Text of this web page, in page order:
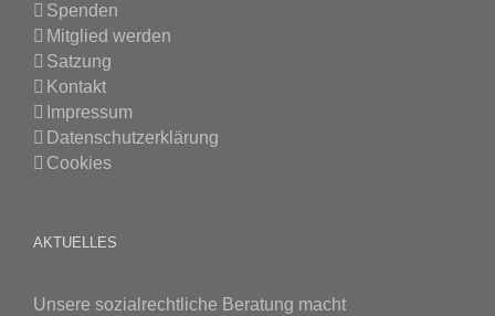
Spenden
Mitglied werden
Satzung
Kontakt
Impressum
Datenschutzerklärung
Cookies
AKTUELLES
Unsere sozialrechtliche Beratung macht